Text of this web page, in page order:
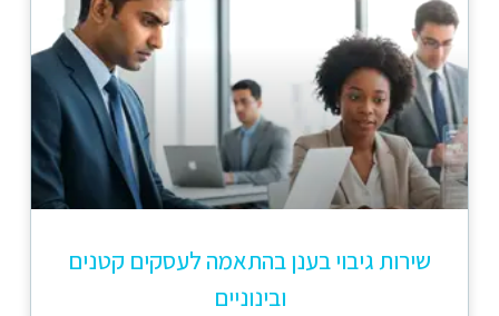
שירות גיבוי בענן בהתאמה לעסקים קטנים
ובינוניים